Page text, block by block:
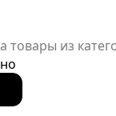
товары из